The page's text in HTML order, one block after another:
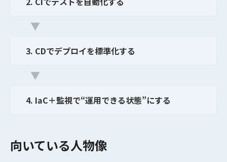
▼
3. CDでデプロイを標準化する
▼
4. IaC＋監視で“運用できる状態”にする
向いている人物像